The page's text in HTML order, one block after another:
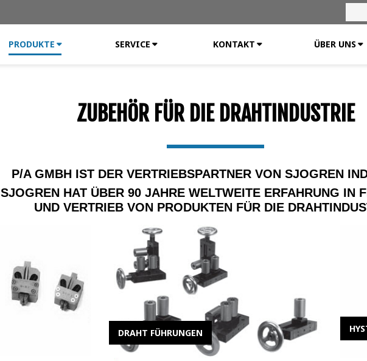
PRODUKTE
SERVICE KONTAKT ÜBER UNS
ZUBEHÖR FÜR DIE DRAHTINDUSTRIE
P/A GMBH IST DER VERTRIEBSPARTNER VON SJOGREN
SJOGREN HAT ÜBER 90 JAHRE WELTWEITE ERFAHRUNG IN
UND VERTRIEB VON PRODUKTEN FÜR DIE
DRAHT FÜHRUNGEN